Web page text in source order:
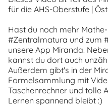
für die AHS-Oberstufe |
Hast du noch mehr
#Zentralmatura und zum
unsere App Miranda.
kannst du dort auch
Außerdem gibt's in der
Formelsammlung mit
Taschenrechner und tolle
Lernen spannend bleibt :)